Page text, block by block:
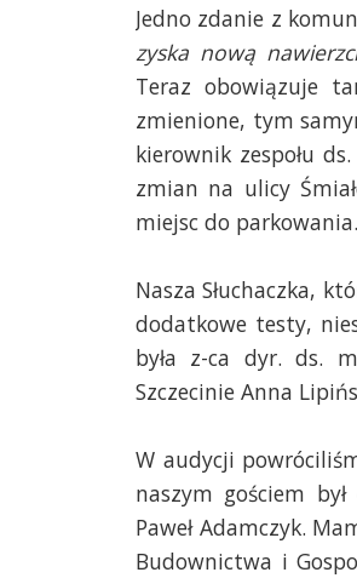
Jedno zdanie z
zyska nową
Teraz obowiązuje
zmienione, tym
kierownik zespołu
zmian na ulicy
miejsc do parkowania.
Nasza Słuchaczka,
dodatkowe testy,
była z-ca dyr. ds.
Szczecinie Anna
W audycji
naszym gościem
Paweł Adamczyk.
Budownictwa i